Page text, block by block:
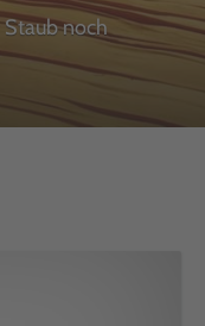
Staub noch